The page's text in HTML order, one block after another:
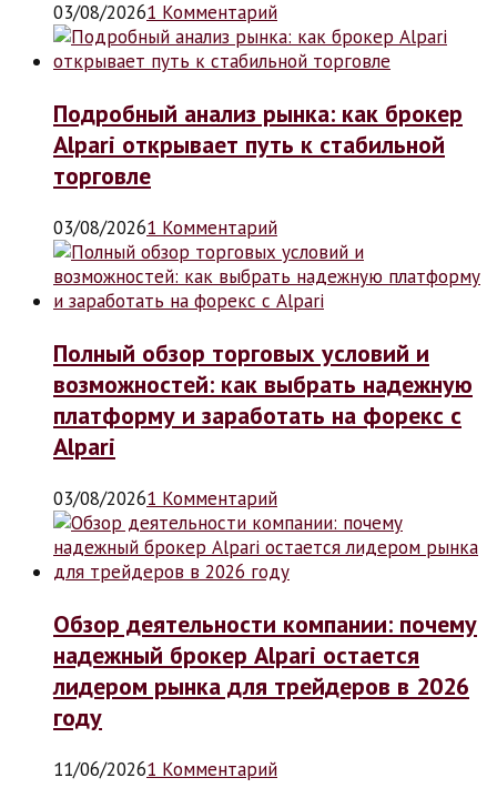
03/08/20261 Комментарий
Подробный анализ рынка: как брокер
Alpari открывает путь к стабильной
торговле
03/08/20261 Комментарий
Полный обзор торговых условий и
возможностей: как выбрать надежную
платформу и заработать на форекс с
Alpari
03/08/20261 Комментарий
Обзор деятельности компании: почему
надежный брокер Alpari остается
лидером рынка для трейдеров в 2026
году
11/06/20261 Комментарий